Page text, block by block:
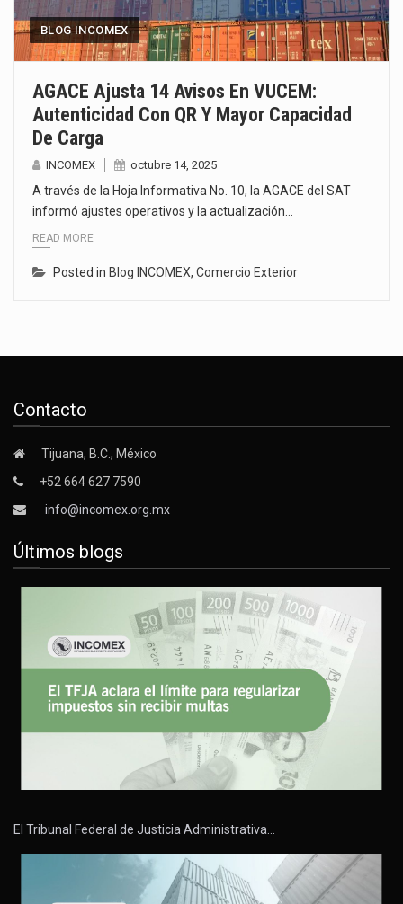
BLOG INCOMEX
AGACE Ajusta 14 Avisos En VUCEM:
Autenticidad Con QR Y Mayor Capacidad
De Carga
INCOMEX octubre 14, 2025
A través de la Hoja Informativa No. 10, la AGACE del SAT
informó ajustes operativos y la actualización…
READ MORE
Posted in Blog INCOMEX, Comercio Exterior
Contacto
Tijuana, B.C., México
+52 664 627 7590
info@incomex.org.mx
Últimos blogs
El Tribunal Federal de Justicia Administrativa…